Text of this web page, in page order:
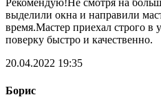
Рекомендую!Не смотря на
выделили окна и направили
время.Мастер приехал строго в
поверку быстро и качественно.
20.04.2022 19:35
Борис